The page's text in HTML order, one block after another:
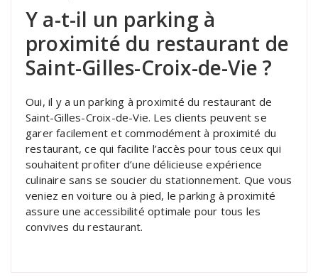
Y a-t-il un parking à
proximité du restaurant de
Saint-Gilles-Croix-de-Vie ?
Oui, il y a un parking à proximité du restaurant de
Saint-Gilles-Croix-de-Vie. Les clients peuvent se
garer facilement et commodément à proximité du
restaurant, ce qui facilite l’accès pour tous ceux qui
souhaitent profiter d’une délicieuse expérience
culinaire sans se soucier du stationnement. Que vous
veniez en voiture ou à pied, le parking à proximité
assure une accessibilité optimale pour tous les
convives du restaurant.